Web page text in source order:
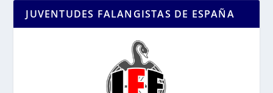
JUVENTUDES FALANGISTAS DE ESPAÑA